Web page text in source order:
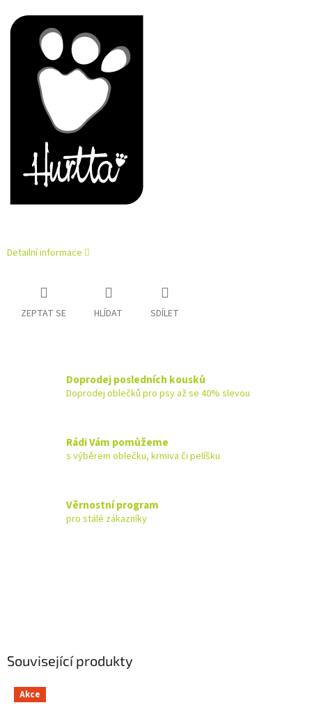
Detailní informace
ZEPTAT SE HLÍDAT SDÍLET
Doprodej posledních kousků
Doprodej oblečků pro psy až se 40% slevou
Rádi Vám pomůžeme
s výběrem oblečku, krmiva či pelíšku
Věrnostní program
pro stálé zákazníky
Související produkty
Akce